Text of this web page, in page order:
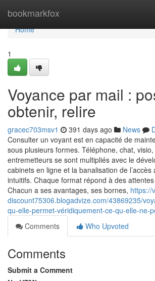
bookmarkfox
Home
Home
1
Voyance par mail :
obtenir, relire
gracec703msv1 391 days ago News
Consulter un voyant est en capacité de
sous plusieurs formes. Téléphone, chat,
entremetteurs se sont multipliés avec le
cabinets en ligne et la banalisation de l’accès
intuitifs. Chaque format répond à des
Chacun a ses avantages, ses bornes, https://
discount75306.blogadvize.com/43869235/
qu-elle-permet-véridiquement-ce-qu-elle-ne-
Comments
Who Upvoted
Comments
Submit a Comment